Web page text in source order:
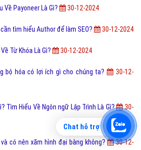
Về Payoneer Là Gì? 30-12-2024
tìm hiểu Author để làm SEO? 30-12-2024
Từ Khóa Là Gì? 30-12-2024
bộ hóa có lợi ích gì cho chúng ta?
30-12-
Tìm Hiểu Về Ngôn ngữ Lập Trình Là Gì?
30-
có nên xăm hình đại bàng không? 30-12-
Chat hỗ trợ